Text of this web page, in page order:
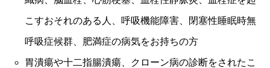
こすおそれのある人、呼吸機能障害、閉塞性睡眠時無
呼吸症候群、肥満症の病気をお持ちの方
胃潰瘍や十二指腸潰瘍、クローン病の診断をされたこ